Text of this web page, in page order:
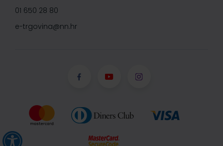
01 650 28 80
e-trgovina@nn.hr